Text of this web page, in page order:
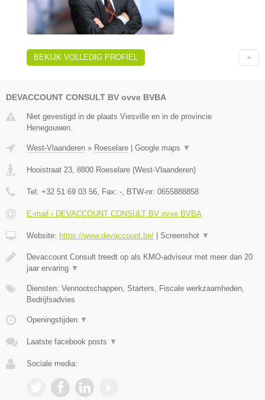
BEKIJK VOLLEDIG PROFIEL
DEVACCOUNT CONSULT BV ovve BVBA
Niet gevestigd in de plaats Viesville en in de provincie
Henegouwen.
West-Vlaanderen » Roeselare | Google maps ▼
Hooistraat 23 8800 Roeselare (West-Vlaanderen)
Tel: +32 51 69 03 56 , Fax: - , BTW-nr: 0655888858
E-mail › DEVACCOUNT CONSULT BV ovve BVBA
Website: https://www.devaccount.be/ | Screenshot ▼
Devaccount Consult treedt op als KMO-adviseur met meer dan 20
jaar ervaring ▼
Diensten: Vennootschappen, Starters, Fiscale werkzaamheden,
Bedrijfsadvies
Openingstijden ▼
Laatste facebook posts ▼
Sociale media: